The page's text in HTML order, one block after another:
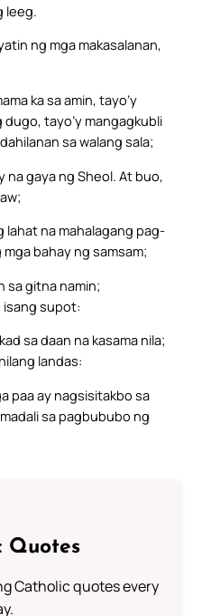
leeg.
ng mga makasalanan,
ka sa amin, tayo’y
tayo’y mangagkubli
sa walang sala;
na gaya ng Sheol. At buo,
lahat na mahalagang pag-
bahay ng samsam;
sa gitna namin;
isang supot:
sa daan na kasama nila;
landas:
paa ay nagsisitakbo sa
sa pagbububo ng
Quotes
Catholic quotes every